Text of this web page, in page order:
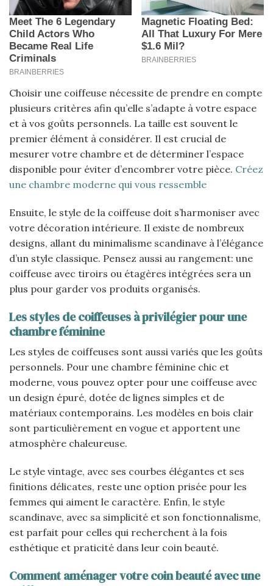
Choisir une coiffeuse nécessite de prendre en compte
plusieurs critères afin qu’elle s’adapte à votre espace
et à vos goûts personnels. La taille est souvent le
premier élément à considérer. Il est crucial de
mesurer votre chambre et de déterminer l’espace
disponible pour éviter d’encombrer votre pièce. Créez
une chambre moderne qui vous ressemble
Ensuite, le style de la coiffeuse doit s’harmoniser avec
votre décoration intérieure. Il existe de nombreux
designs, allant du minimalisme scandinave à l’élégance
d’un style classique. Pensez aussi au rangement: une
coiffeuse avec tiroirs ou étagères intégrées sera un
plus pour garder vos produits organisés.
Les styles de coiffeuses à privilégier pour une
chambre féminine
Les styles de coiffeuses sont aussi variés que les goûts
personnels. Pour une chambre féminine chic et
moderne, vous pouvez opter pour une coiffeuse avec
un design épuré, dotée de lignes simples et de
matériaux contemporains. Les modèles en bois clair
sont particulièrement en vogue et apportent une
atmosphère chaleureuse.
Le style vintage, avec ses courbes élégantes et ses
finitions délicates, reste une option prisée pour les
femmes qui aiment le caractère. Enfin, le style
scandinave, avec sa simplicité et son fonctionnalisme,
est parfait pour celles qui recherchent à la fois
esthétique et praticité dans leur coin beauté.
Comment aménager votre coin beauté avec une